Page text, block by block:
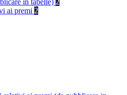
in tabelle) 2
ai premi 2